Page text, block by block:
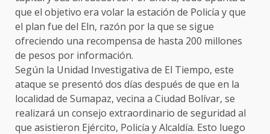
que el objetivo era volar la estación de Policía y que
el plan fue del Eln, razón por la que se sigue
ofreciendo una recompensa de hasta 200 millones
de pesos por información.
Según la Unidad Investigativa de El Tiempo, este
ataque se presentó dos días después de que en la
localidad de Sumapaz, vecina a Ciudad Bolívar, se
realizará un consejo extraordinario de seguridad al
que asistieron Ejército, Policía y Alcaldía. Esto luego